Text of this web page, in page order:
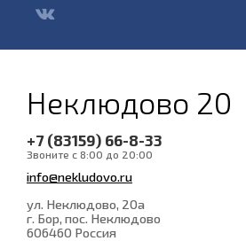
Неклюдово 20
+7 (83159) 66-8-33
Звоните с 8:00 до 20:00
info@nekludovo.ru
ул. Неклюдово, 20а
г. Бор, пос. Неклюдово
606460 Россия